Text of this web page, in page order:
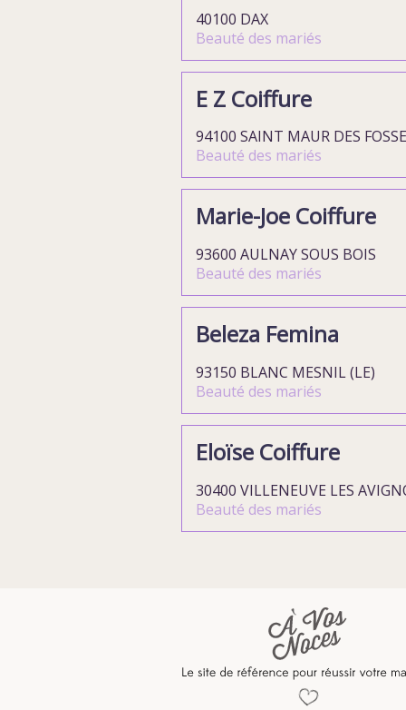
40100 DAX
Beauté des mariés
E Z Coiffure
94100 SAINT MAUR DES
Beauté des mariés
Marie-Joe Coiffure
93600 AULNAY SOUS BOIS
Beauté des mariés
Beleza Femina
93150 BLANC MESNIL (LE)
Beauté des mariés
Eloïse Coiffure
30400 VILLENEUVE LES
Beauté des mariés